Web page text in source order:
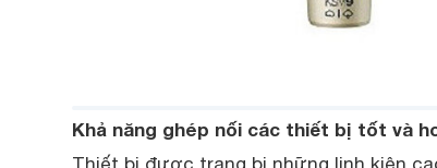
Khả năng ghép nối các thiết bị tốt và
Thiết bị được trang bị những linh kiện